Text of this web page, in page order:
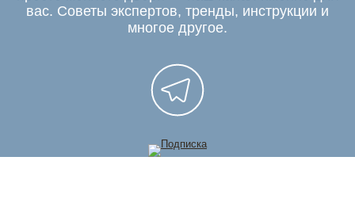
вас. Советы экспертов, тренды, инструкции и
многое другое.